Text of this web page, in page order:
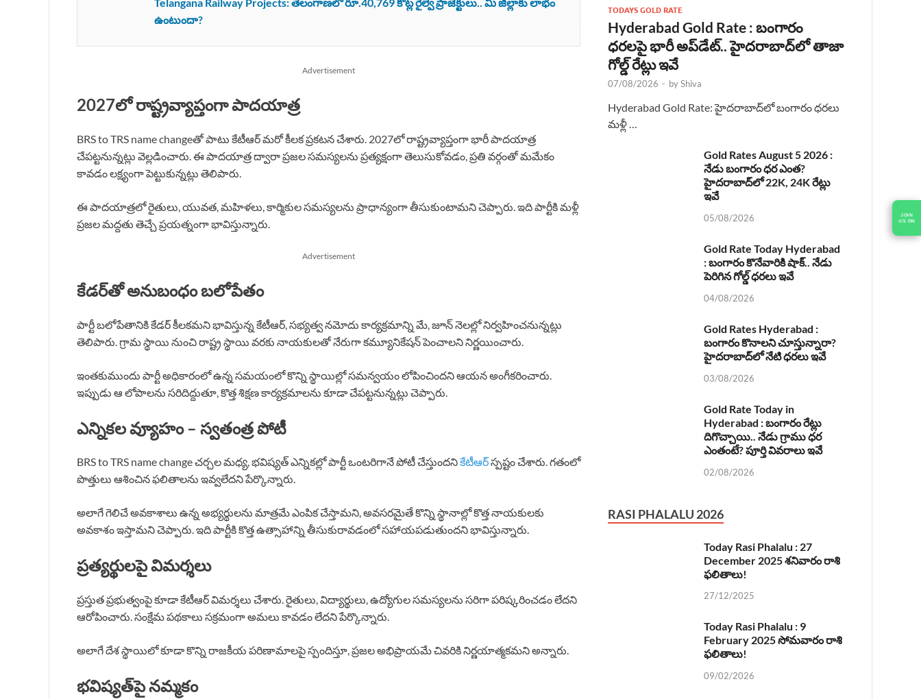
JOIN
US ON
ఉంటుందా?
Advertisement
2027లో రాష్ట్రవ్యాప్తంగా పాదయాత్ర
BRS to TRS name changeతో పాటు కేటీఆర్ మరో కీలక ప్రకటన చేశారు. 2027లో రాష్ట్రవ్యాప్తంగా భారీ పాదయాత్ర
చేపట్టనున్నట్లు వెల్లడించారు. ఈ పాదయాత్ర ద్వారా ప్రజల సమస్యలను ప్రత్యక్షంగా తెలుసుకోవడం, ప్రతి వర్గంతో మమేకం
కావడం లక్ష్యంగా పెట్టుకున్నట్లు తెలిపారు.
ఈ పాదయాత్రలో రైతులు, యువత, మహిళలు, కార్మికుల సమస్యలను ప్రాధాన్యంగా తీసుకుంటామని చెప్పారు. ఇది పార్టీకి మళ్లీ
ప్రజల మద్దతు తెచ్చే ప్రయత్నంగా భావిస్తున్నారు.
Advertisement
కేడర్‌తో అనుబంధం బలోపేతం
పార్టీ బలోపేతానికి కేడర్ కీలకమని భావిస్తున్న కేటీఆర్, సభ్యత్వ నమోదు కార్యక్రమాన్ని మే, జూన్ నెలల్లో నిర్వహించనున్నట్లు
తెలిపారు. గ్రామ స్థాయి నుంచి రాష్ట్ర స్థాయి వరకు నాయకులతో నేరుగా కమ్యూనికేషన్ పెంచాలని నిర్ణయించారు.
ఇంతకుముందు పార్టీ అధికారంలో ఉన్న సమయంలో కొన్ని స్థాయిల్లో సమన్వయం లోపించిందని ఆయన అంగీకరించారు.
ఇప్పుడు ఆ లోపాలను సరిదిద్దుతూ, కొత్త శిక్షణ కార్యక్రమాలను కూడా చేపట్టనున్నట్లు చెప్పారు.
ఎన్నికల వ్యూహం – స్వతంత్ర పోటీ
BRS to TRS name change చర్చల మధ్య, భవిష్యత్ ఎన్నికల్లో పార్టీ ఒంటరిగానే పోటీ చేస్తుందనికేటీఆర్స్పష్టం చేశారు. గతంలో
పొత్తులు ఆశించిన ఫలితాలను ఇవ్వలేదని పేర్కొన్నారు.
అలాగే గెలిచే అవకాశాలు ఉన్న అభ్యర్థులను మాత్రమే ఎంపిక చేస్తామని, అవసరమైతే కొన్ని స్థానాల్లో కొత్త నాయకులకు
అవకాశం ఇస్తామని చెప్పారు. ఇది పార్టీకి కొత్త ఉత్సాహాన్ని తీసుకురావడంలో సహాయపడుతుందని భావిస్తున్నారు.
ప్రత్యర్థులపై విమర్శలు
ప్రస్తుత ప్రభుత్వంపై కూడా కేటీఆర్ విమర్శలు చేశారు. రైతులు, విద్యార్థులు, ఉద్యోగుల సమస్యలను సరిగా పరిష్కరించడం లేదని
ఆరోపించారు. సంక్షేమ పథకాలు సక్రమంగా అమలు కావడం లేదని పేర్కొన్నారు.
అలాగే దేశ స్థాయిలో కూడా కొన్ని రాజకీయ పరిణామాలపై స్పందిస్తూ, ప్రజల అభిప్రాయమే చివరికి నిర్ణయాత్మకమని అన్నారు.
భవిష్యత్‌పై నమ్మకం
TODAYS GOLD RATE
Hyderabad Gold Rate : బంగారం
ధరలపై భారీ అప్‌డేట్.. హైదరాబాద్‌లో తాజా
గోల్డ్ రేట్లు ఇవే
07/08/2026 - byShiva
Hyderabad Gold Rate: హైదరాబాద్‌లో బంగారం ధరలు
మళ్లీ …
Gold Rates August 5 2026 :
నేడు బంగారం ధర ఎంత?
హైదరాబాద్‌లో 22K, 24K రేట్లు
ఇవే
05/08/2026
Gold Rate Today Hyderabad
: బంగారం కొనేవారికి షాక్.. నేడు
పెరిగిన గోల్డ్ ధరలు ఇవే
04/08/2026
Gold Rates Hyderabad :
బంగారం కొనాలని చూస్తున్నారా?
హైదరాబాద్‌లో నేటి ధరలు ఇవే
03/08/2026
Gold Rate Today in
Hyderabad : బంగారం రేట్లు
దిగొచ్చాయి.. నేడు గ్రాము ధర
ఎంతంటే? పూర్తి వివరాలు ఇవే
02/08/2026
RASI PHALALU 2026
Today Rasi Phalalu : 27
December 2025 శనివారం రాశి
ఫలితాలు!
27/12/2025
Today Rasi Phalalu : 9
February 2025 సోమవారం రాశి
ఫలితాలు!
09/02/2026